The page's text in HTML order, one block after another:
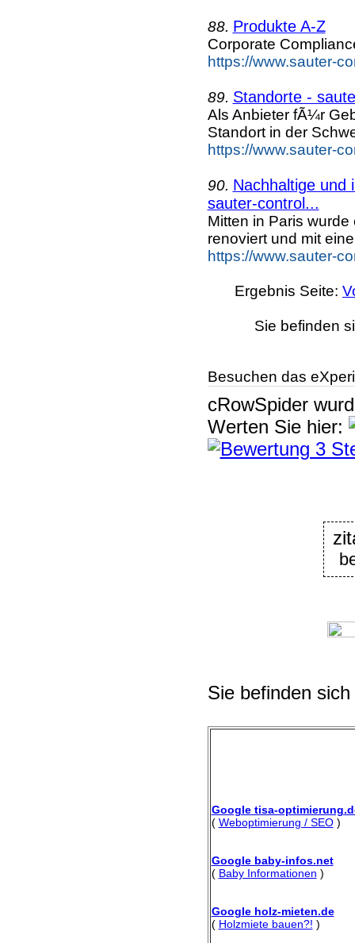
88. Produkte A-Z
Corporate
https://www.sauter-
89. Standorte -
Als Anbieter fÃ¼r
Standort in der
https://www.sauter-
90. Nachhaltige und
sauter-control...
Mitten in Paris
renoviert und mit
https://www.sauter-
Ergebnis Seite:
Sie befinden
Besuchen das
cRowSpider
Werten Sie hier:
Sie befinden
Google tisa-
( Weboptimierung / SEO)
Google baby-infos.net
( Baby Informationen )
Google holz-mieten.de
( Holzmiete bauen?! )